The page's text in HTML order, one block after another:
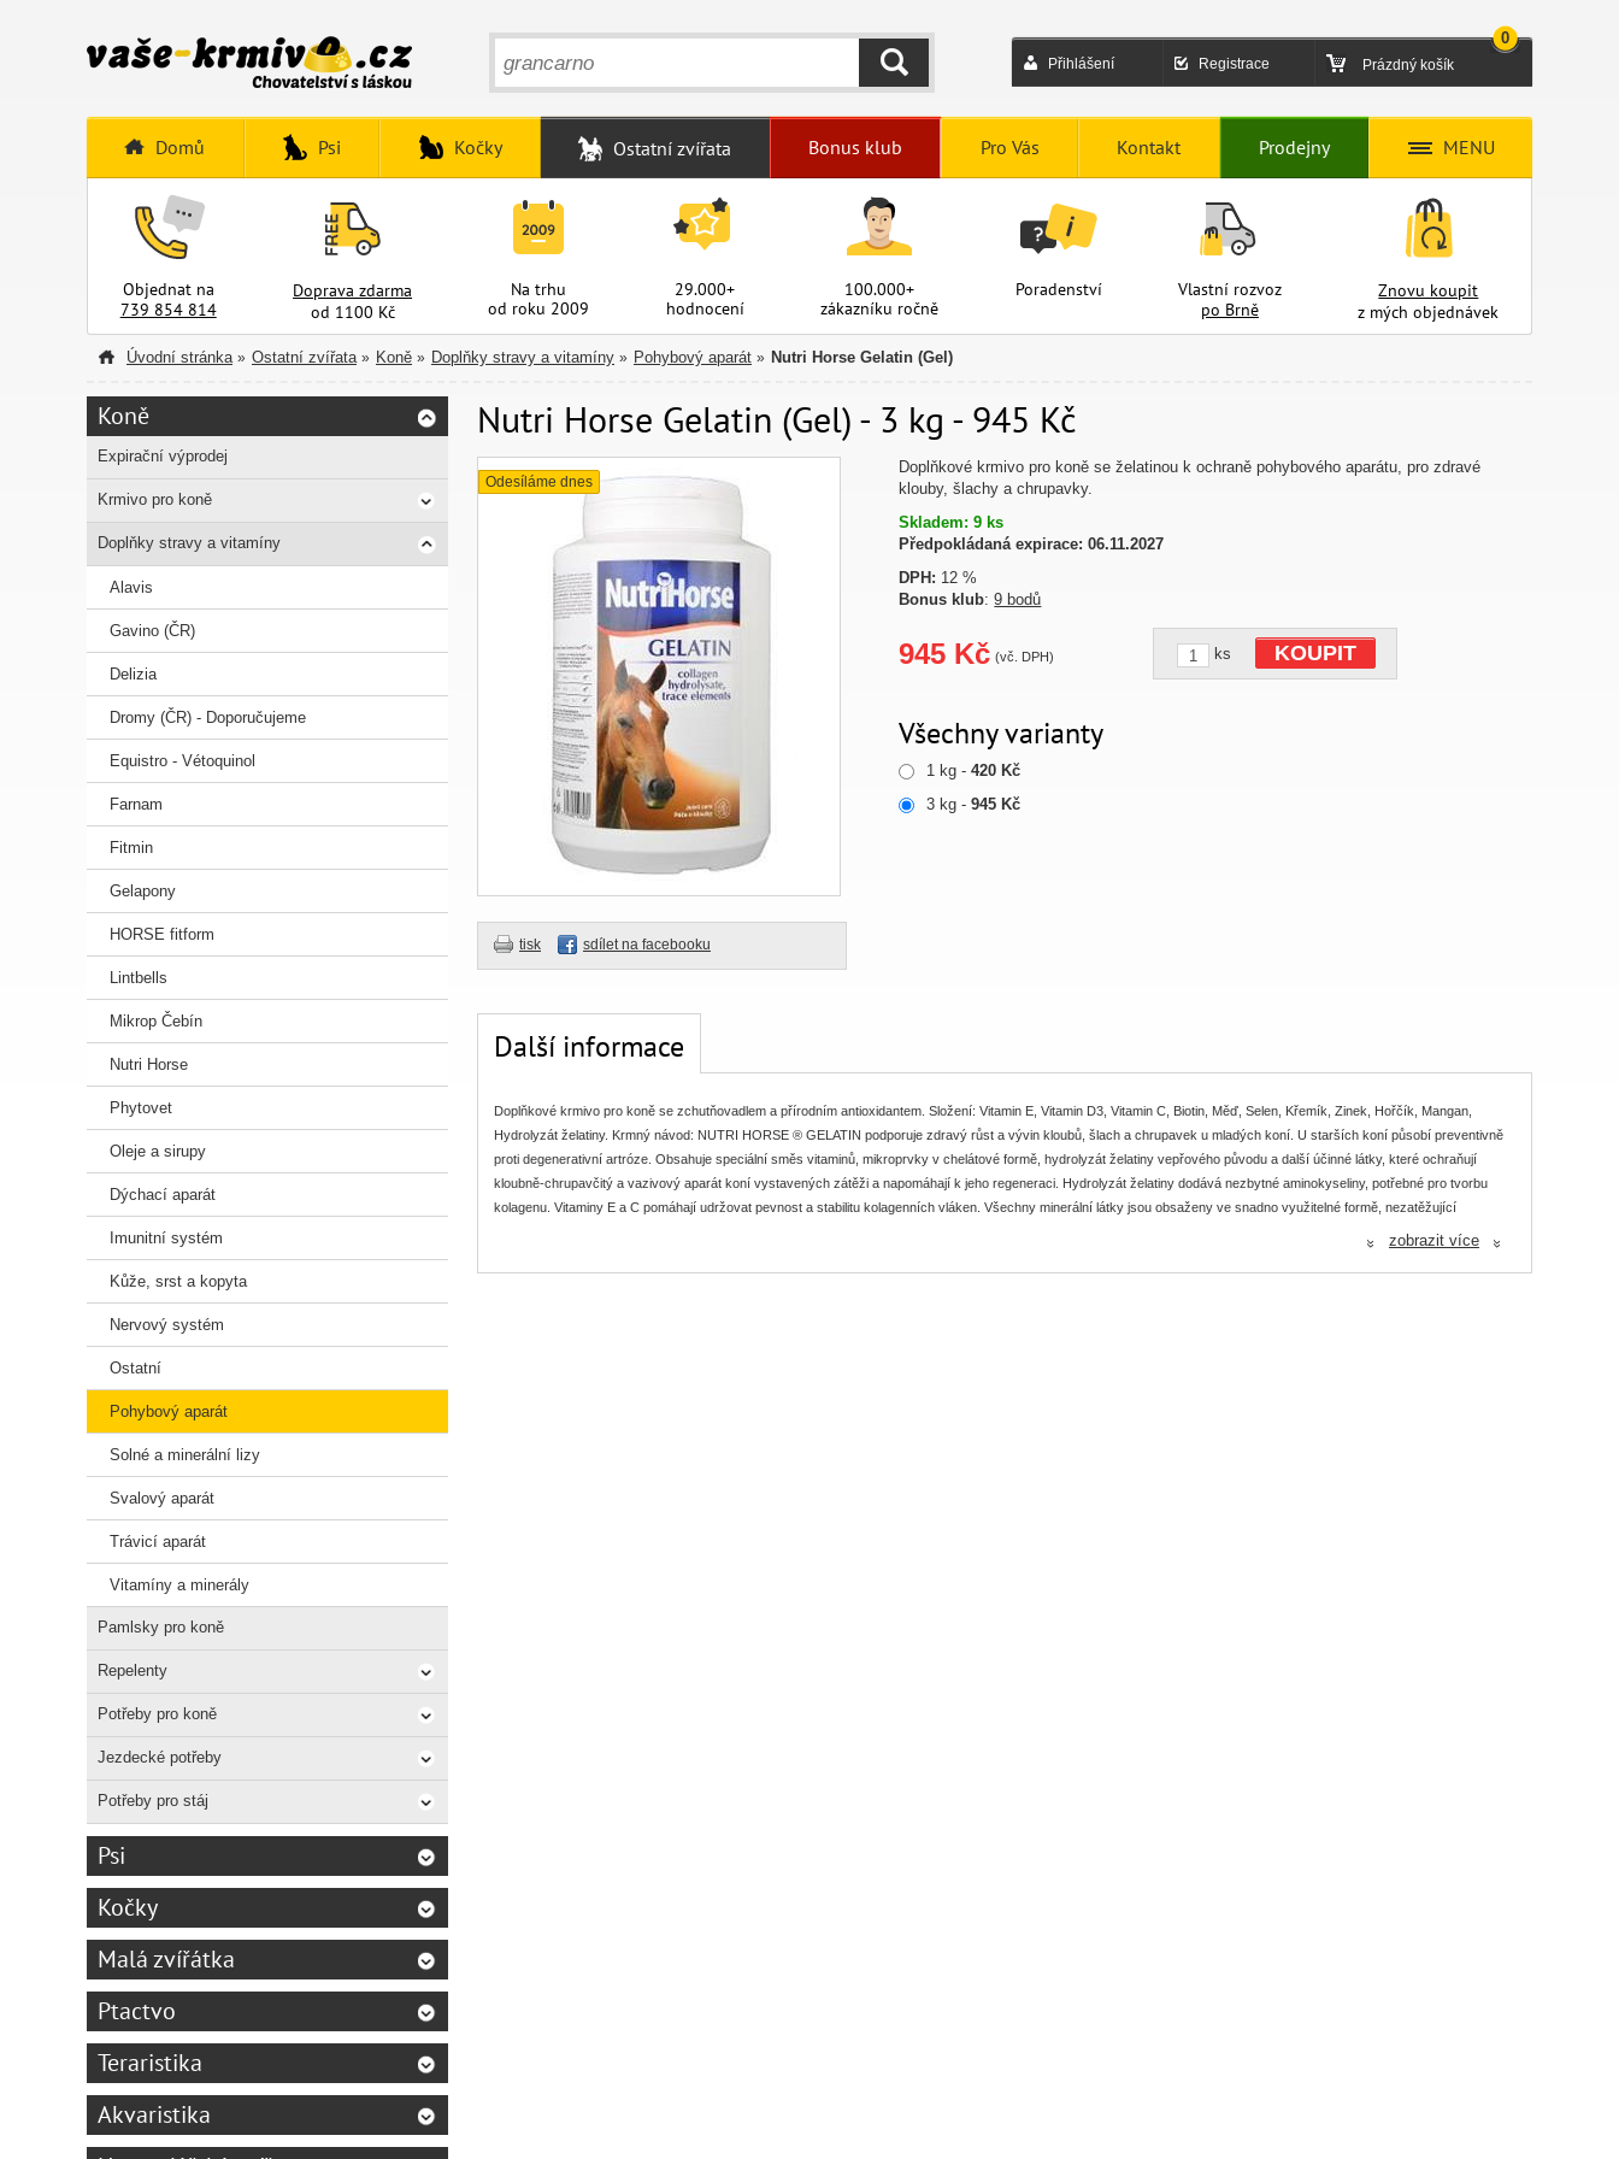
Přihlášení Registrace Prázdný košík
0
HLEDAT
Domů Psi Kočky Ostatní zvířata Bonus klub Pro Vás Kontakt Prodejny MENU
Objednat na
739 854 814
Doprava zdarma
od 1100 Kč
Na trhu
od roku 2009
29.000+
hodnocení
100.000+
zákazníku ročně
Poradenství
Vlastní rozvoz
po Brně
Znovu koupit
z mých objednávek
Úvodní stránka » Ostatní zvířata » Koně » Doplňky stravy a vitamíny » Pohybový aparát » Nutri Horse Gelatin (Gel)
Nutri Horse Gelatin (Gel) - 3 kg - 945 Kč
Odesíláme dnes
tisk sdílet na facebooku
Doplňkové krmivo pro koně se želatinou k ochraně pohybového aparátu, pro zdravé
klouby, šlachy a chrupavky.
Skladem: 9 ks
Předpokládaná expirace: 06.11.2027
DPH: 12 %
Bonus klub:9 bodů
945 Kč (vč. DPH) ks KOUPIT
Všechny varianty
1 kg -420 Kč
3 kg -945 Kč
Další informace
Doplňkové krmivo pro koně se zchutňovadlem a přírodním antioxidantem. Složení: Vitamin E, Vitamin D3, Vitamin C, Biotin, Měď, Selen, Křemík, Zinek, Hořčík, Mangan,
Hydrolyzát želatiny. Krmný návod: NUTRI HORSE ® GELATIN podporuje zdravý růst a vývin kloubů, šlach a chrupavek u mladých koní. U starších koní působí preventivně
proti degenerativní artróze. Obsahuje speciální směs vitaminů, mikroprvky v chelátové formě, hydrolyzát želatiny vepřového původu a další účinné látky, které ochraňují
kloubně-chrupavčitý a vazivový aparát koní vystavených zátěži a napomáhají k jeho regeneraci. Hydrolyzát želatiny dodává nezbytné aminokyseliny, potřebné pro tvorbu
kolagenu. Vitaminy E a C pomáhají udržovat pevnost a stabilitu kolagenních vláken. Všechny minerální látky jsou obsaženy ve snadno využitelné formě, nezatěžující
organismus. NUTRI HORSE ® GELATIN se doporučuje podávat denně po dobu 10 týdnů podle uvedeného dávkování a tuto aplikaci je možné opakovat dvakrát až třikrát do
« zobrazit více «
Koně
Expirační výprodej
Krmivo pro koně
Doplňky stravy a vitamíny
Alavis
Gavino (ČR)
Delizia
Dromy (ČR) - Doporučujeme
Equistro - Vétoquinol
Farnam
Fitmin
Gelapony
HORSE fitform
Lintbells
Mikrop Čebín
Nutri Horse
Phytovet
Oleje a sirupy
Dýchací aparát
Imunitní systém
Kůže, srst a kopyta
Nervový systém
Ostatní
Pohybový aparát
Solné a minerální lizy
Svalový aparát
Trávicí aparát
Vitamíny a minerály
Pamlsky pro koně
Repelenty
Potřeby pro koně
Jezdecké potřeby
Potřeby pro stáj
Psi
Kočky
Malá zvířátka
Ptactvo
Teraristika
Akvaristika